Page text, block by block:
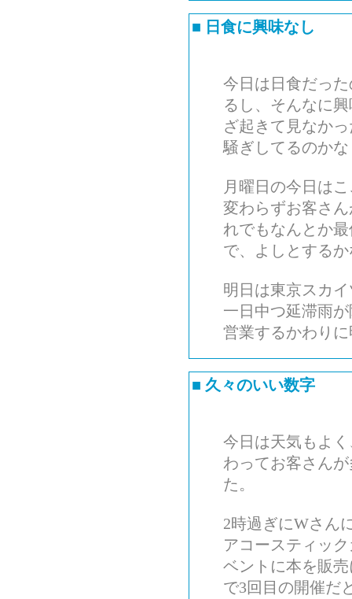
■ 日食に興味なし
今日は日食だっ
るし、そんなに
ざ起きて見なか
騒ぎしてるのかな
月曜日の今日は
変わらずお客さ
れでもなんとか
で、よしとする
明日は東京スカ
一日中つ延滞雨
営業するかわり
■ 久々のいい数字
今日は天気もよ
わってお客さん
た。
2時過ぎにWさん
アコースティッ
ベントに本を販
で3回目の開催だ